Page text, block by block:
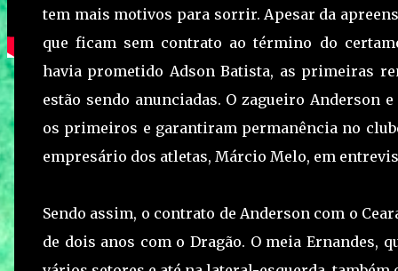
tem mais motivos para sorrir. Apesar da
que ficam sem contrato ao término do
havia prometido Adson Batista, as primeiras
estão sendo anunciadas. O zagueiro Anderson
os primeiros e garantiram permanência no
empresário dos atletas, Márcio Melo, em
Sendo assim, o contrato de Anderson com o
de dois anos com o Dragão. O meia